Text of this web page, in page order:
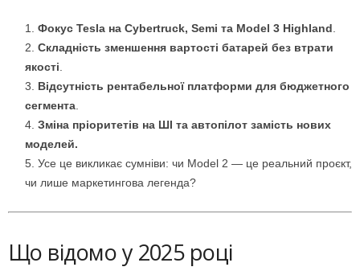
Фокус Tesla на Cybertruck, Semi та Model 3 Highland.
Складність зменшення вартості батарей без втрати
якості.
Відсутність рентабельної платформи для бюджетного
сегмента.
Зміна пріоритетів на ШІ та автопілот замість нових
моделей.
Усе це викликає сумніви: чи Model 2 — це реальний проєкт,
чи лише маркетингова легенда?
Що відомо у 2025 році